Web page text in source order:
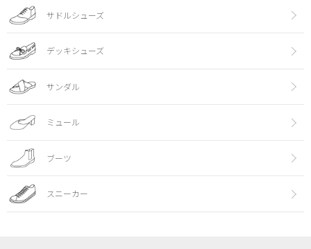
サドルシューズ
デッキシューズ
サンダル
ミュール
ブーツ
スニーカー